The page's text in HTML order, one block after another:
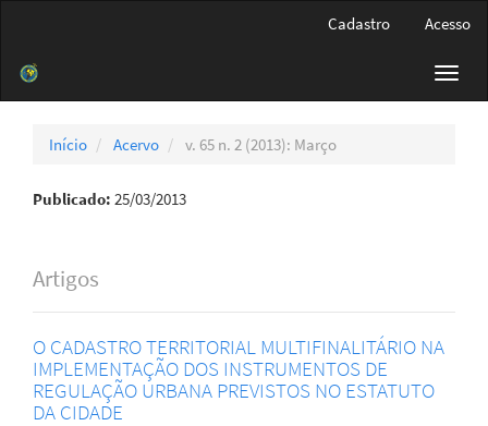
Barra
Cadastro Acesso
Início Acervo v. 65 n. 2 (2013): Março
Publicado: 25/03/2013
Artigos
O CADASTRO TERRITORIAL MULTIFINALITÁRIO NA
IMPLEMENTAÇÃO DOS INSTRUMENTOS DE
REGULAÇÃO URBANA PREVISTOS NO ESTATUTO
DA CIDADE